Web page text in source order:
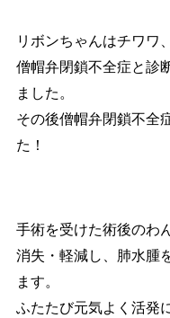
リボンちゃんはチワワ
僧帽弁閉鎖不全症と診
ました。
その後僧帽弁閉鎖不全
た！
手術を受けた術後のわ
消失・軽減し、肺水腫
ます。
ふたたび元気よく活発